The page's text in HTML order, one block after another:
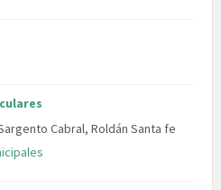
Cabral, Roldán Santa fe